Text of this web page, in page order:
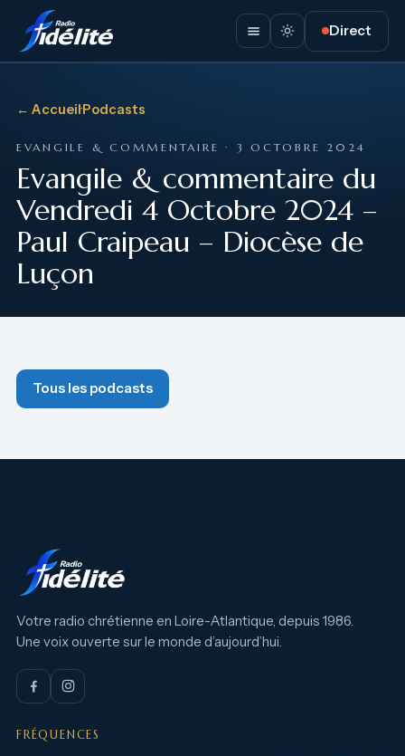
Direct
← Accueil·Podcasts
EVANGILE & COMMENTAIRE · 3 OCTOBRE 2024
Evangile & commentaire du
Vendredi 4 Octobre 2024 –
Paul Craipeau – Diocèse de
Luçon
Tous les podcasts
Votre radio chrétienne en Loire-Atlantique, depuis 1986.
Une voix ouverte sur le monde d’aujourd’hui.
FRÉQUENCES